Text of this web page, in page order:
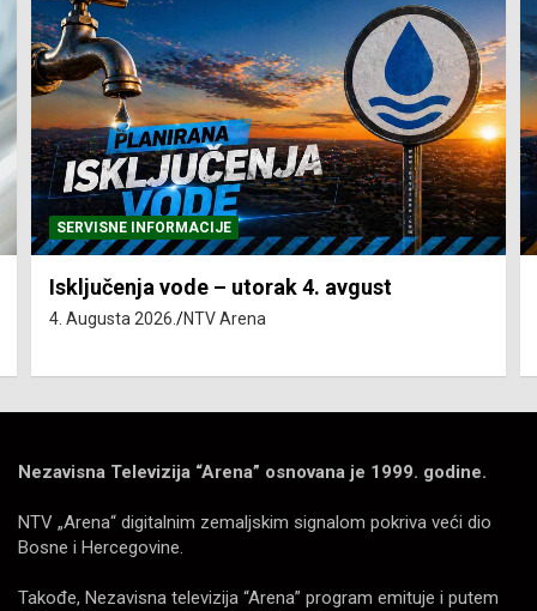
SERVISNE INFORMACIJE
Isključenja vode – utorak 4. avgust
4. Augusta 2026. NTV Arena
Nezavisna Televizija “Arena” osnovana je 1999. godine.
NTV „Arena“ digitalnim zemaljskim signalom pokriva veći dio
Bosne i Hercegovine.
Takođe, Nezavisna televizija “Arena” program emituje i putem